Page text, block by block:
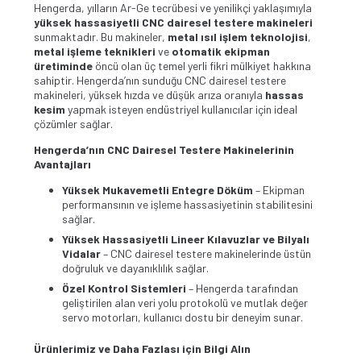
Hengerda, yılların Ar-Ge tecrübesi ve yenilikçi yaklaşımıyla
yüksek hassasiyetli CNC dairesel testere makineleri
sunmaktadır. Bu makineler, metal ısıl işlem teknolojisi,
metal işleme teknikleri ve otomatik ekipman
üretiminde öncü olan üç temel yerli fikri mülkiyet hakkına
sahiptir. Hengerda’nın sunduğu CNC dairesel testere
makineleri, yüksek hızda ve düşük arıza oranıyla hassas
kesim yapmak isteyen endüstriyel kullanıcılar için ideal
çözümler sağlar.
Hengerda’nın CNC Dairesel Testere Makinelerinin
Avantajları
Yüksek Mukavemetli Entegre Döküm – Ekipman
performansının ve işleme hassasiyetinin stabilitesini
sağlar.
Yüksek Hassasiyetli Lineer Kılavuzlar ve Bilyalı
Vidalar– CNC dairesel testere makinelerinde üstün
doğruluk ve dayanıklılık sağlar.
Özel Kontrol Sistemleri – Hengerda tarafından
geliştirilen alan veri yolu protokolü ve mutlak değer
servo motorları, kullanıcı dostu bir deneyim sunar.
Ürünlerimiz ve Daha Fazlası için Bilgi Alın